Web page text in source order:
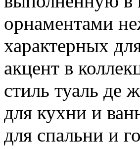
орнаментами
характерных
акцент в
стиль туаль де
для кухни и
для спальни и